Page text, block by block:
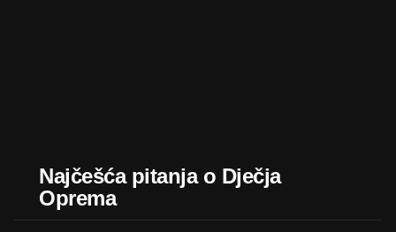
Najčešća pitanja o Dječja
Oprema